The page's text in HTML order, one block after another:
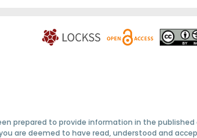
prepared to provide information in the published
are deemed to have read, understood and